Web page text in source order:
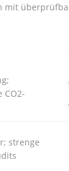
mit
CO2-
strenge